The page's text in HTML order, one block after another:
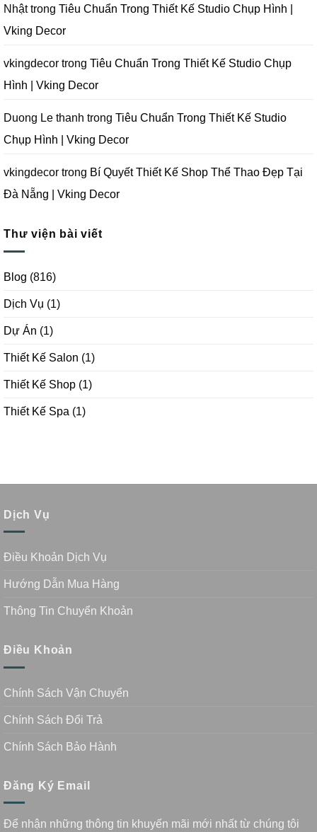
Chụp
Ảnh
Đà
Vking
Decor
Nhậttrong Tiêu Chuẩn Trong Thiết Kế Studio Chụp Hình |
Vking Decor
vkingdecor trong Tiêu Chuẩn Trong Thiết Kế Studio Chụp
Hình | Vking Decor
Duong Le thanh trong Tiêu Chuẩn Trong Thiết Kế Studio
Chụp Hình | Vking Decor
vkingdecor trong Bí Quyết Thiết Kế Shop Thể Thao Đẹp Tại
Đà Nẵng | Vking Decor
Thư viện bài viết
Blog (816)
Dịch Vụ (1)
Dự Án (1)
Thiết Kế Salon (1)
Thiết Kế Shop (1)
Thiết Kế Spa (1)
Dịch Vụ
Điều Khoản Dịch Vụ
Hướng Dẫn Mua Hàng
Thông Tin Chuyển Khoản
Điều Khoản
Chính Sách Vận Chuyển
Chính Sách Đổi Trả
Chính Sách Bảo Hành
Đăng Ký Email
Để nhận những thông tin khuyến mãi mới nhất từ chúng tôi